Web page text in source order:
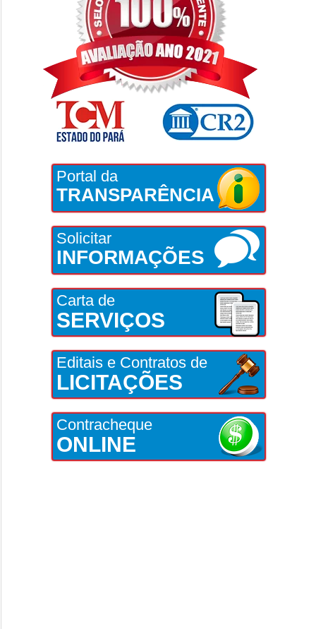
Portal da
TRANSPARÊNCIA
Solicitar
INFORMAÇÕES
Carta de
SERVIÇOS
Editais e Contratos de
LICITAÇÕES
Contracheque
ONLINE